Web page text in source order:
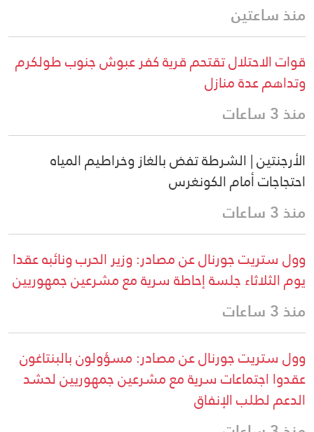
منذ ساعتين
قوات الاحتلال تقتحم قرية كفر عبوش جنوب طولكرم
وتداهم عدة منازل
منذ 3 ساعات
الأرجنتين | الشرطة تفض بالغاز وخراطيم المياه
احتجاجات أمام الكونغرس
منذ 3 ساعات
وول ستريت جورنال عن مصادر: وزير الحرب ونائبه عقدا
يوم الثلاثاء جلسة إحاطة سرية مع مشرعين جمهوريين
منذ 3 ساعات
وول ستريت جورنال عن مصادر: مسؤولون بالبنتاغون
عقدوا اجتماعات سرية مع مشرعين جمهوريين لحشد
الدعم لطلب الإنفاق